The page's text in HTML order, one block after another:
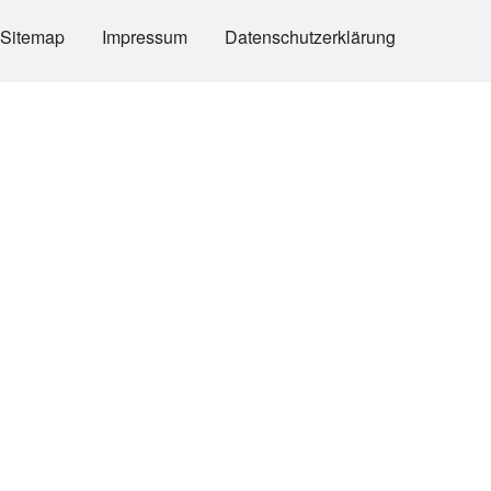
Sitemap Impressum Datenschutzerklärung